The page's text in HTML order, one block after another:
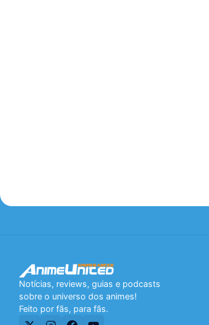
Notícias, reviews, guias e podcasts
sobre o universo dos animes!
Feito por fãs, para fãs.